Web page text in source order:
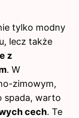
tylko modny
lecz także
z
. W
zimowym,
spada, warto
cech. Te